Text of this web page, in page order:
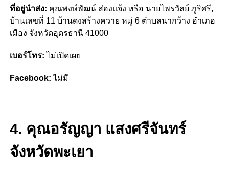
ที่อยู่นำส่ง: คุณพงษ์พัฒน์ ส่องแจ้ง หรือ นายไพรวัลย์ ภูริศรี,
บ้านเลขที่ 11 บ้านดงสร้างควาย หมู่ 6 ตำบลนากว้าง อำเภอ
เมือง จังหวัดอุดรธานี 41000
เบอร์โทร: ไม่เปิดเผย
Facebook:ไม่มี
4. คุณอรัญญา แสงศรีจันทร์
จังหวัดพะเยา